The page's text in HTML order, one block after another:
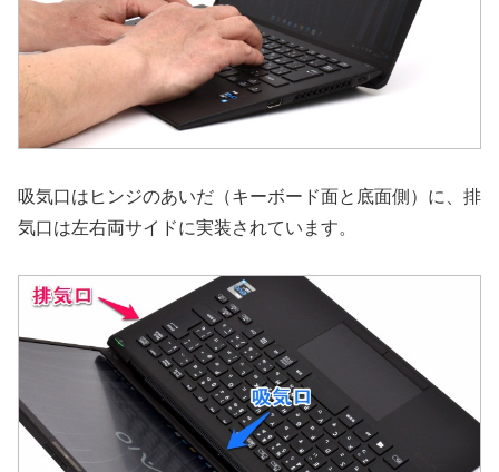
吸気口はヒンジのあいだ（キーボード面と底面側）に、排
気口は左右両サイドに実装されています。